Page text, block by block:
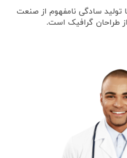
تولید سادگی نامفهوم از صنعت
طراحان گرافیک است.